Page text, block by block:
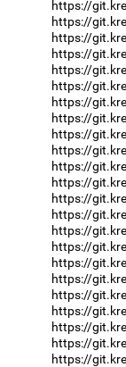
https://
https://
https://
https://
https://
https://
https://
https://
https://
https://
https://
https://
https://
https://
https://
https://
https://
https://
https://
https://
https://
https://
https://